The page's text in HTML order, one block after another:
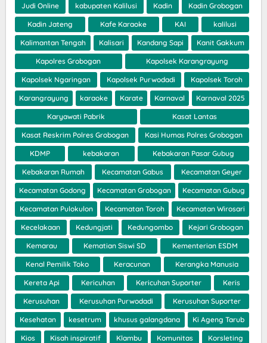
Judi Online kabupaten Kalilusi Kadin Kadin Grobogan
Kadin Jateng Kafe Karaoke KAI kalilusi
Kalimantan Tengah Kalisari Kandang Sapi Kanit Gakkum
Kapolres Grobogan Kapolsek Karangrayung
Kapolsek Ngaringan Kapolsek Purwodadi Kapolsek Toroh
Karangrayung karaoke Karate Karnaval Karnaval 2025
Karyawati Pabrik Kasat Lantas
Kasat Reskrim Polres Grobogan Kasi Humas Polres Grobogan
KDMP kebakaran Kebakaran Pasar Gubug
Kebakaran Rumah Kecamatan Gabus Kecamatan Geyer
Kecamatan Godong Kecamatan Grobogan Kecamatan Gubug
Kecamatan Pulokulon Kecamatan Toroh Kecamatan Wirosari
Kecelakaan Kedungjati Kedungombo Kejari Grobogan
Kemarau Kematian Siswi SD Kementerian ESDM
Kenal Pemilik Toko Keracunan Kerangka Manusia
Kereta Api Kericuhan Kericuhan Suporter Keris
Kerusuhan Kerusuhan Purwodadi Kerusuhan Suporter
Kesehatan kesetrum khusus galangdana Ki Ageng Tarub
Kios Kisah inspiratif Klambu Komunitas Korsleting